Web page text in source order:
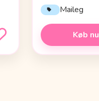
Maileg
Køb nu